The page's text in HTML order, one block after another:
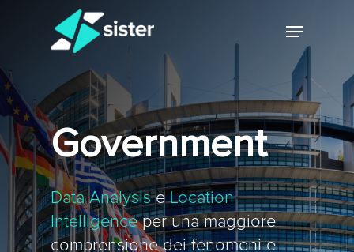
content
Government
Data AnalysiseLocation
Intelligenceper una maggiore
comprensione dei fenomeni e